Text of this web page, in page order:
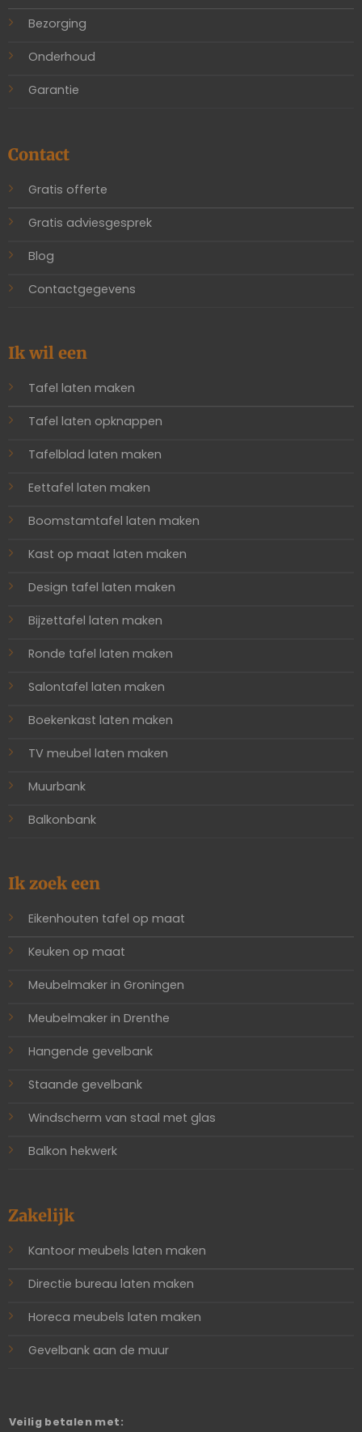
Bezorging
Onderhoud
Garantie
Contact
Gratis offerte
Gratis adviesgesprek
Blog
Contactgegevens
Ik wil een
Tafel laten maken
Tafel laten opknappen
Tafelblad laten maken
Eettafel laten maken
Boomstamtafel laten maken
Kast op maat laten maken
Design tafel laten maken
Bijzettafel laten maken
Ronde tafel laten maken
Salontafel laten maken
Boekenkast laten maken
TV meubel laten maken
Muurbank
Balkonbank
Ik zoek een
Eikenhouten tafel op maat
Keuken op maat
Meubelmaker in Groningen
Meubelmaker in Drenthe
Hangende gevelbank
Staande gevelbank
Windscherm van staal met glas
Balkon hekwerk
Zakelijk
Kantoor meubels laten maken
Directie bureau laten maken
Horeca meubels laten maken
Gevelbank aan de muur
Veilig betalen met: